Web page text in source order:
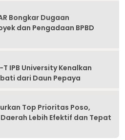
Bongkar Dugaan
dan Pengadaan BPBD
IPB University Kenalkan
dari Daun Pepaya
Top Prioritas Poso,
Lebih Efektif dan Tepat